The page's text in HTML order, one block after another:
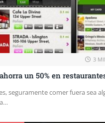
3
un 50% en
seguramente comer fuera sea